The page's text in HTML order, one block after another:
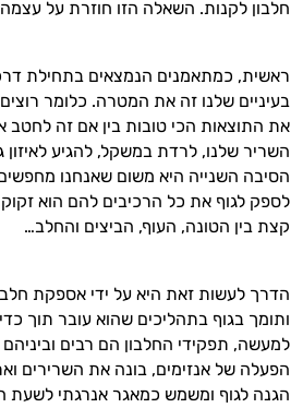
חלבון לקנות. השאלה הזו חוזרת על
ראשית, כמתאמנים הנמצאים בתחילת
בעיניים שלנו זה את המטרה. כלומר
את התוצאות הכי טובות בין אם זה
השריר שלנו, לרדת במשקל, להגיע לאיזון
הסיבה השנייה היא משום שאנחנו
לספק לגוף את כל הרכיבים להם הוא זקוק
קצת בין הטונה, העוף, הביצים והחלב…
הדרך לעשות זאת היא על ידי אספקת
ותומך בגוף בתהליכים שהוא עובר תוך
למעשה, תפקידי החלבון הם רבים
הפעלה של אנזימים, בונה את השרירים
הגנה לגוף ומשמש כמאגר אנרגתי לשעת
התשובות שלי מבוססות על
וספרות מקצועית בתחומי
ותזונת הספורט.